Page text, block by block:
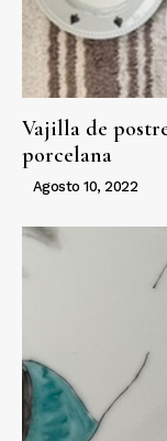
Vajilla de
porcelana
Agosto 10, 2022